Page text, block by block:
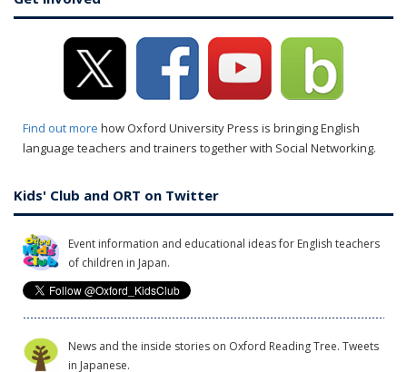
Find out more how Oxford University Press is bringing English
language teachers and trainers together with Social Networking.
Kids' Club and ORT on Twitter
Event information and educational ideas for English teachers
of children in Japan.
News and the inside stories on Oxford Reading Tree. Tweets
in Japanese.